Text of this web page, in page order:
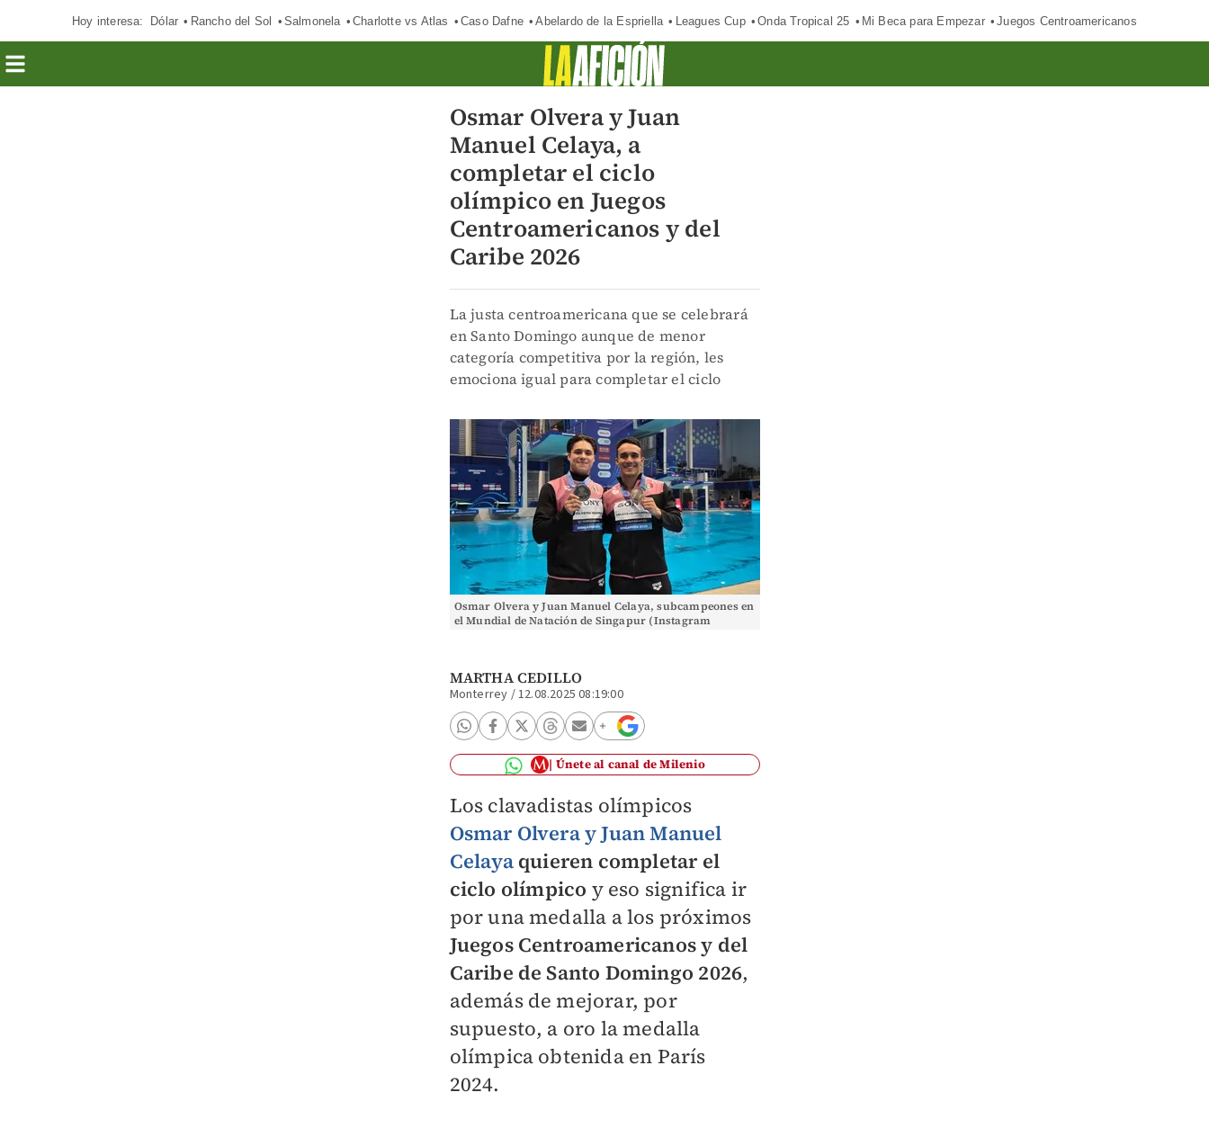
Hoy interesa: Dólar Rancho del Sol Salmonela Charlotte vs Atlas Caso Dafne Abelardo de la Espriella Leagues Cup Onda Tropical 25 Mi Beca para Empezar Juegos Centroamericanos
Osmar Olvera y Juan
Manuel Celaya, a
completar el ciclo
olímpico en Juegos
Centroamericanos y del
Caribe 2026
La justa centroamericana que se celebrará
en Santo Domingo aunque de menor
categoría competitiva por la región, les
emociona igual para completar el ciclo
Osmar Olvera y Juan Manuel Celaya, subcampeones en
el Mundial de Natación de Singapur (Instagram
MARTHA CEDILLO
Monterrey /12.08.2025 08:19:00
Únete al canal de Milenio
Los clavadistas olímpicos
Osmar Olvera y Juan Manuel
Celayaquieren completar el
ciclo olímpico y eso significa ir
por una medalla a los próximos
Juegos Centroamericanos y del
Caribe de Santo Domingo 2026,
además de mejorar, por
supuesto, a oro la medalla
olímpica obtenida en París
2024.